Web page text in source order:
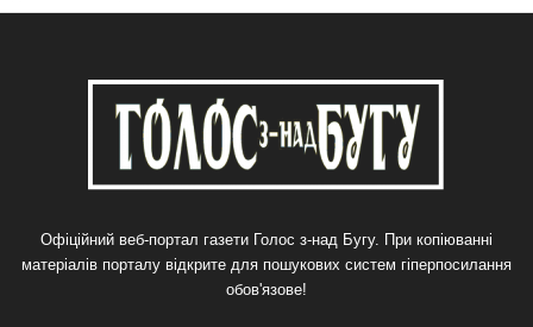
Офіційний веб-портал газети Голос з-над Бугу. При копіюванні
матеріалів порталу відкрите для пошукових систем гіперпосилання
обов'язове!